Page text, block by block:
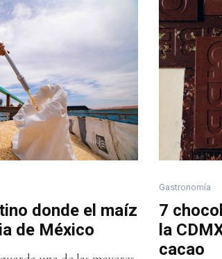
donde el maíz
de México
Gastronomía
7
la
cacao